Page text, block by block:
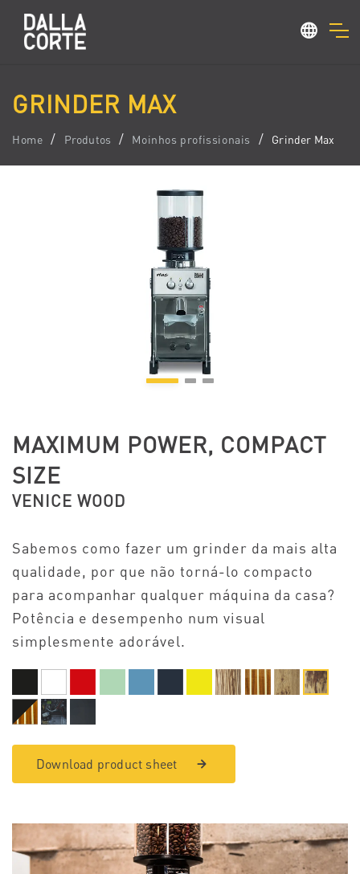
GRINDER MAX
Home Produtos Moinhos profissionais Grinder Max
MAXIMUM POWER, COMPACT
SIZE
VENICE WOOD
Sabemos como fazer um grinder da mais alta
qualidade, por que não torná-lo compacto
para acompanhar qualquer máquina da casa?
Potência e desempenho num visual
simplesmente adorável.
Download product sheet